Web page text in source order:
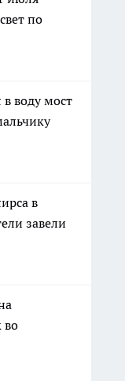
по
воду мост
в
завели
во